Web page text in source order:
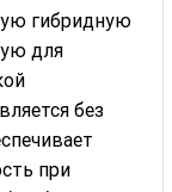
гибридную
для
без
при